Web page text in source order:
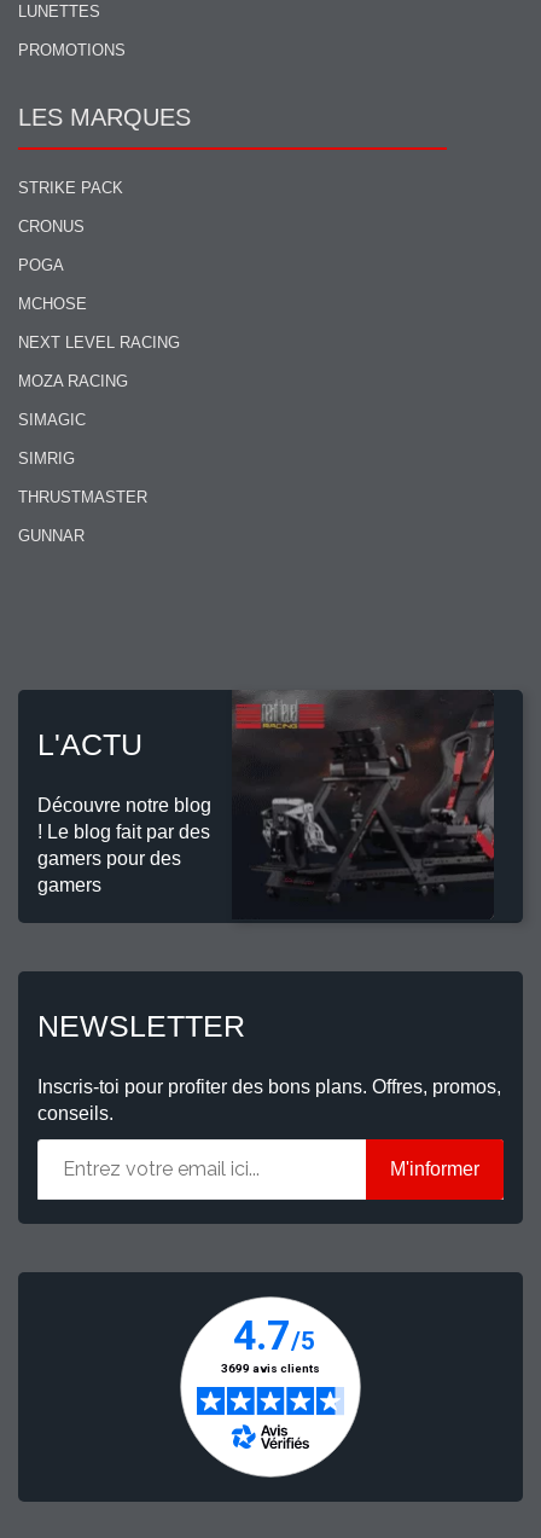
LUNETTES
PROMOTIONS
LES MARQUES
STRIKE PACK
CRONUS
POGA
MCHOSE
NEXT LEVEL RACING
MOZA RACING
SIMAGIC
SIMRIG
THRUSTMASTER
GUNNAR
L'ACTU
Découvre notre blog
! Le blog fait par des
gamers pour des
gamers
NEWSLETTER
Inscris-toi pour profiter des bons plans. Offres, promos,
conseils.
M'informer